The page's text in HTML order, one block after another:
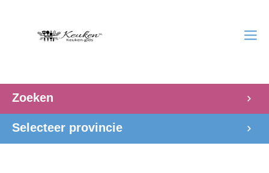
Zoeken
Selecteer provincie